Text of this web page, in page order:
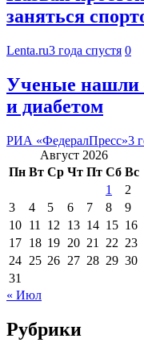
заняться
Lenta.ru3 года спустя 0
Ученые нашли
и диабетом
РИА «ФедералПресс»3
Август 2026
Пн Вт Ср Чт Пт Сб Вс
1
2
3
4 5 6 7 8
9
10 11 12 13 14 15 16
17 18 19 20 21 22 23
24 25 26 27 28 29 30
31
« Июл
Рубрики